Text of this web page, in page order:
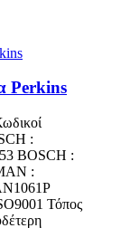
Perkins
:
BOSCH :
:
Τόπος